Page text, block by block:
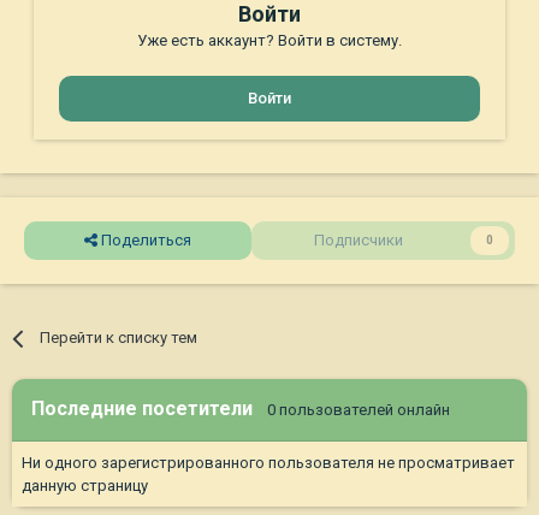
Войти
Уже есть аккаунт? Войти в систему.
Войти
Поделиться Подписчики 0
Перейти к списку тем
Последние посетители 0 пользователей онлайн
Ни одного зарегистрированного пользователя не просматривает
данную страницу